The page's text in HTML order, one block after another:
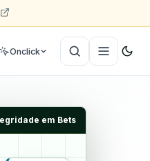
Onclick
em Bets